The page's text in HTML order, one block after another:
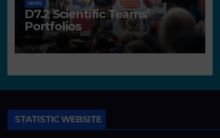
NEWS
D7.2 Scientific Teams’
Portfolios
STATISTIC WEBSITE